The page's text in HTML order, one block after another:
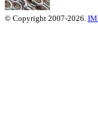
© Copyright 2007-2026.